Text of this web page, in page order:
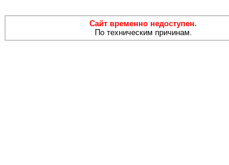
Сайт временно недоступен.
По техническим причинам.